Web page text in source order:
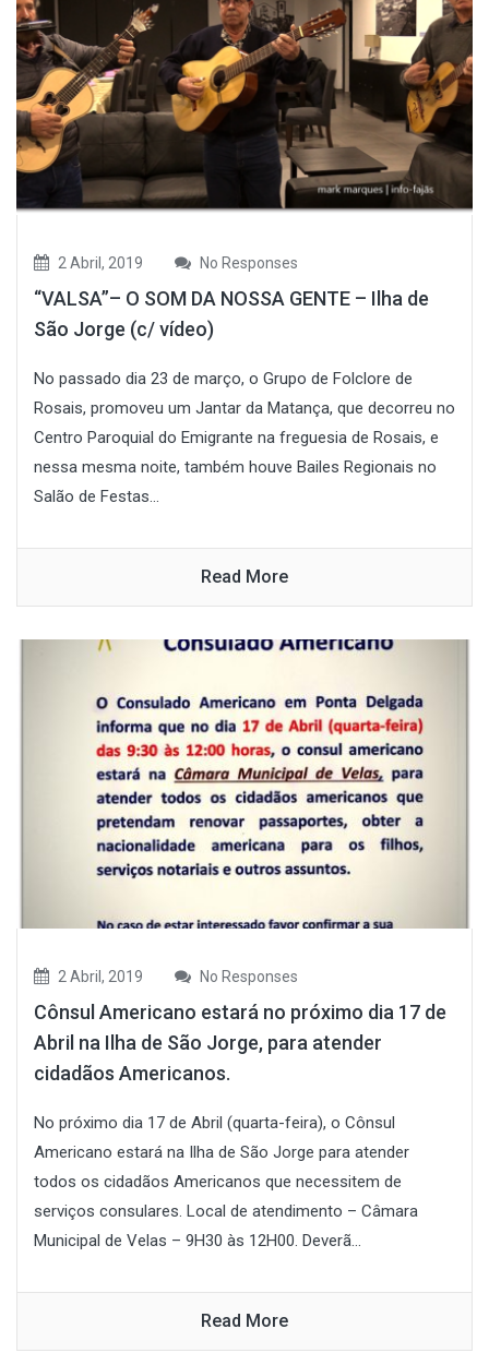
2 Abril, 2019 No Responses
“VALSA”– O SOM DA NOSSA GENTE – Ilha de
São Jorge (c/ vídeo)
No passado dia 23 de março, o Grupo de Folclore de
Rosais, promoveu um Jantar da Matança, que decorreu no
Centro Paroquial do Emigrante na freguesia de Rosais, e
nessa mesma noite, também houve Bailes Regionais no
Salão de Festas...
Read More
2 Abril, 2019 No Responses
Cônsul Americano estará no próximo dia 17 de
Abril na Ilha de São Jorge, para atender
cidadãos Americanos.
No próximo dia 17 de Abril (quarta-feira), o Cônsul
Americano estará na Ilha de São Jorge para atender
todos os cidadãos Americanos que necessitem de
serviços consulares. Local de atendimento – Câmara
Municipal de Velas – 9H30 às 12H00. Deverã...
Read More